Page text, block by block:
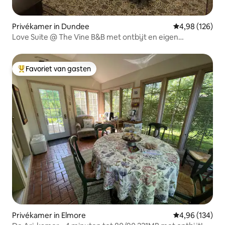
Privékamer in Dundee Gemiddelde
4,98 (126)
Love Suite @ The Vine B&B met ontbijt en eigen
Topfavoriet van gasten
Favoriet van gasten
Privékamer in Elmore Gemiddelde
4,96 (134)